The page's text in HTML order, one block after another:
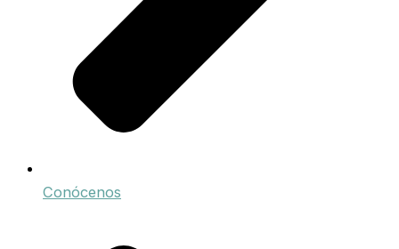
Conócenos